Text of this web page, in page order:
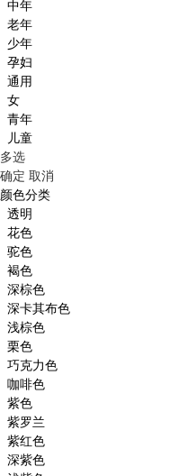
中年
老年
少年
孕妇
通用
女
青年
儿童
多选
确定 取消
颜色分类
透明
花色
驼色
褐色
深棕色
深卡其布色
浅棕色
栗色
巧克力色
咖啡色
紫色
紫罗兰
紫红色
深紫色